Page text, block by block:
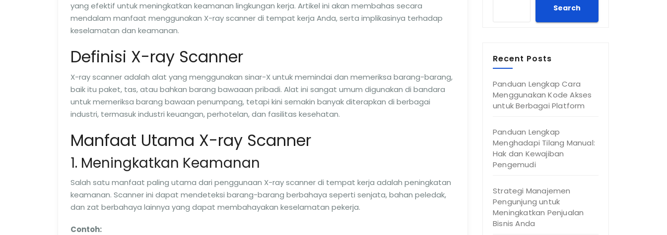
yang efektif untuk meningkatkan keamanan lingkungan kerja. Artikel ini akan membahas secara
mendalam manfaat menggunakan X-ray scanner di tempat kerja Anda, serta implikasinya terhadap
keselamatan dan keamanan.
Definisi X-ray Scanner
X-ray scanner adalah alat yang menggunakan sinar-X untuk memindai dan memeriksa barang-barang,
baik itu paket, tas, atau bahkan barang bawaaan pribadi. Alat ini sangat umum digunakan di bandara
untuk memeriksa barang bawaan penumpang, tetapi kini semakin banyak diterapkan di berbagai
industri, termasuk industri keuangan, perhotelan, dan fasilitas kesehatan.
Manfaat Utama X-ray Scanner
1. Meningkatkan Keamanan
Salah satu manfaat paling utama dari penggunaan X-ray scanner di tempat kerja adalah peningkatan
keamanan. Scanner ini dapat mendeteksi barang-barang berbahaya seperti senjata, bahan peledak,
dan zat berbahaya lainnya yang dapat membahayakan keselamatan pekerja.
Contoh:
Search
Recent Posts
Panduan Lengkap Cara
Menggunakan Kode Akses
untuk Berbagai Platform
Panduan Lengkap
Menghadapi Tilang Manual:
Hak dan Kewajiban
Pengemudi
Strategi Manajemen
Pengunjung untuk
Meningkatkan Penjualan
Bisnis Anda